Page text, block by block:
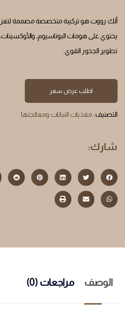
ألك رووت هو تركيبة متخصصة مصممة لتعزيز
يحتوي على هومات البوتاسيوم،
تطوير الجذور القوي.
اطلب عرض سعر
التصنيف:مغذيات النباتات ومعالجتها
شارك:
الوصف مراجعات (0)